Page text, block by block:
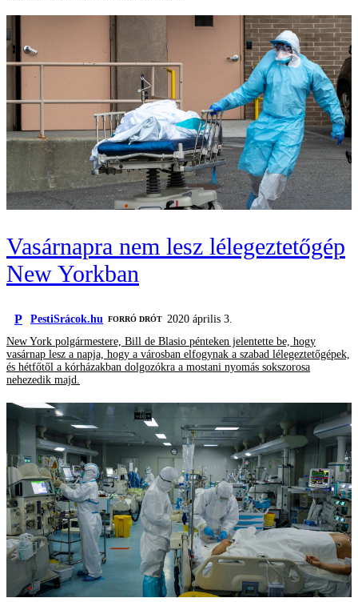
Vasárnapra nem lesz lélegeztetőgép
New Yorkban
P PestiSrácok.hu FORRÓ DRÓT 2020 április 3.
New York polgármestere, Bill de Blasio pénteken jelentette be, hogy
vasárnap lesz a napja, hogy a városban elfogynak a szabad lélegeztetőgépek,
és hétfőtől a kórházakban dolgozókra a mostani nyomás sokszorosa
nehezedik majd.